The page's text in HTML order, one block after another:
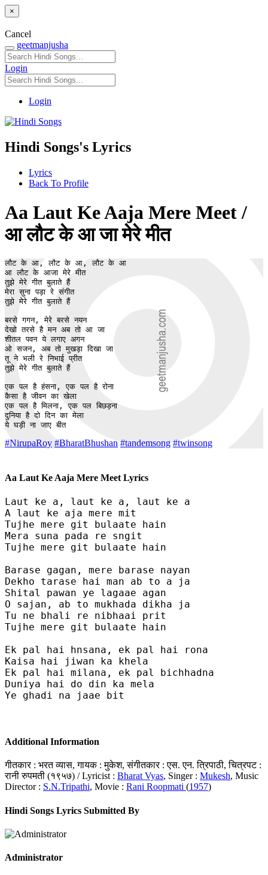
×
Cancel
geetmanjusha
Login
Login
Hindi Songs's Lyrics
Lyrics
Back To Profile
Aa Laut Ke Aaja Mere Meet /
आ लौट के आ जा मेरे मीत
लौट के आ, लौट के आ, लौट के आ
आ लौट के आजा मेरे मीत
तुझे मेरे गीत बुलाते हैं
मेरा सुना पड़ा रे संगीत
तुझे मेरे गीत बुलाते हैं
बरसे गगन, मेरे बरसे नयन
देखो तरसे है मन अब तो आ जा
शीतल पवन ये लगाए अगन
ओ सजन, अब तो मुखड़ा दिखा जा
तू ने भली रे निभाई प्रीत
तुझे मेरे गीत बुलाते हैं
एक पल है हंसना, एक पल है रोना
कैसा है जीवन का खेला
एक पल है मिलना, एक पल बिछड़ना
दुनिया है दो दिन का मेला
ये घड़ी ना जाए बीत
#NirupaRoy #BharatBhushan #tandemsong #twinsong
Aa Laut Ke Aaja Mere Meet Lyrics
Laut ke a, laut ke a, laut ke a
A laut ke aja mere mit
Tujhe mere git bulaate hain
Mera suna pada re sngit
Tujhe mere git bulaate hain
Barase gagan, mere barase nayan
Dekho tarase hai man ab to a ja
Shital pawan ye lagaae agan
O sajan, ab to mukhada dikha ja
Tu ne bhali re nibhaai prit
Tujhe mere git bulaate hain
Ek pal hai hnsana, ek pal hai rona
Kaisa hai jiwan ka khela
Ek pal hai milana, ek pal bichhadna
Duniya hai do din ka mela
Ye ghadi na jaae bit
Additional Information
गीतकार : भरत व्यास, गायक : मुकेश, संगीतकार : एस. एन. त्रिपाठी, चित्रपट :
रानी रुपमती (१९५७) / Lyricist : Bharat Vyas, Singer : Mukesh, Music
Director : S.N.Tripathi, Movie : Rani Roopmati (1957)
Hindi Songs Lyrics Submitted By
Administrator